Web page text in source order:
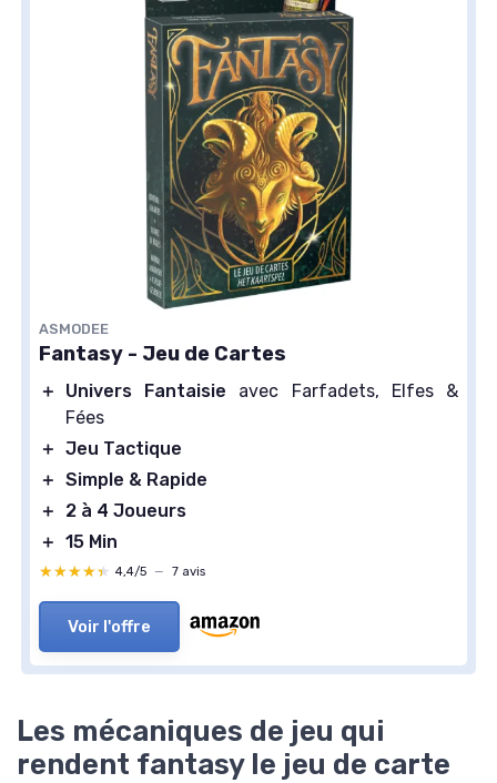
ASMODEE
Fantasy - Jeu de Cartes
＋ Univers Fantaisie avec Farfadets, Elfes &
Fées
＋ Jeu Tactique
＋ Simple & Rapide
＋
2 à 4 Joueurs
＋ 15 Min
★★★★★
★★★★★ 4,4/5 — 7 avis
Voir l'offre
Les mécaniques de jeu qui
rendent fantasy le jeu de carte